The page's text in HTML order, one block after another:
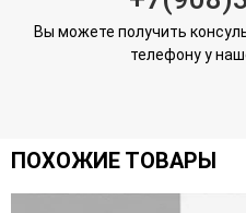
Вы можете получить
телефону у
ПОХОЖИЕ ТОВАРЫ